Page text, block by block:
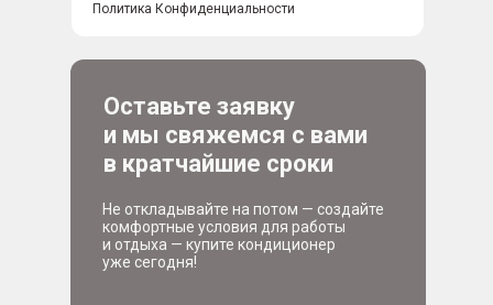
Оставьте заявку
и мы свяжемся с вами
в кратчайшие сроки
Не откладывайте на потом — создайте
комфортные условия для работы
и отдыха — купите кондиционер
уже сегодня!
Политика Конфиденциальности